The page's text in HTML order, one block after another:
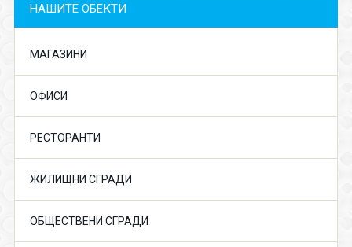
НАШИТЕ ОБЕКТИ
МАГАЗИНИ
ОФИСИ
РЕСТОРАНТИ
ЖИЛИЩНИ СГРАДИ
ОБЩЕСТВЕНИ СГРАДИ